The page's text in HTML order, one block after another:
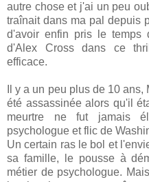
autre chose et j'ai un peu
traînait dans ma pal depuis
d'avoir enfin pris le temps
d'Alex Cross dans ce
efficace.
Il y a un peu plus de 10
été assassinée alors qu'il
meurtre ne fut jamais
psychologue et flic de
Un certain ras le bol et
sa famille, le pousse à
métier de psychologue.